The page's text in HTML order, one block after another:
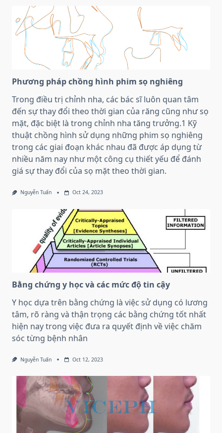
Phương pháp chồng hình phim sọ nghiêng
Trong điều trị chỉnh nha, các bác sĩ luôn quan tâm
đến sự thay đổi theo thời gian của răng cũng như sọ
mặt, đặc biệt là trong chỉnh nha tăng trưởng.1 Kỹ
thuật chồng hình sử dụng những phim sọ nghiêng
trong các giai đoạn khác nhau đã được áp dụng từ
nhiều năm nay như một công cụ thiết yếu để đánh
giá sự thay đổi của sọ mặt theo thời gian.
Nguyễn Tuấn Oct 24, 2023
Bằng chứng y học và các mức độ tin cậy
Y học dựa trên bằng chứng là việc sử dụng có lương
tâm, rõ ràng và thận trọng các bằng chứng tốt nhất
hiện nay trong việc đưa ra quyết định về việc chăm
sóc từng bệnh nhân
Nguyễn Tuấn Oct 12, 2023